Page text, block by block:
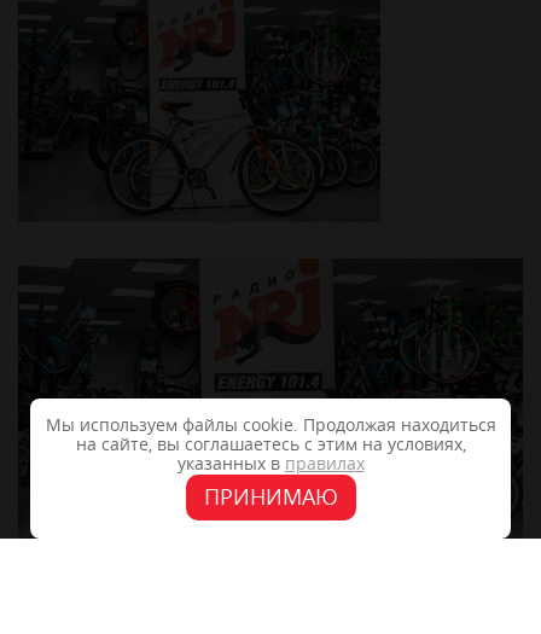
Мы используем файлы cookie. Продолжая находиться
на сайте, вы соглашаетесь с этим на условиях,
указанных в правилах
ПРИНИМАЮ